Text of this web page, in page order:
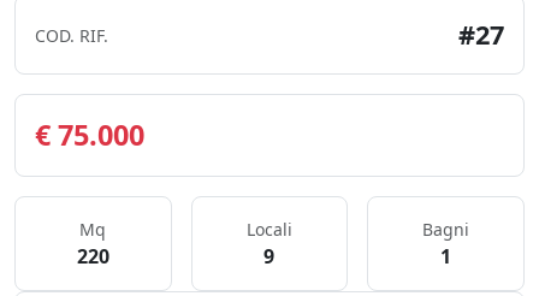
COD. RIF. #27
€ 75.000
Mq
220
Locali
9
Bagni
1